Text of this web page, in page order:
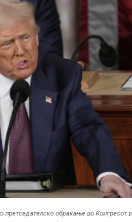
претседателско обраќање во